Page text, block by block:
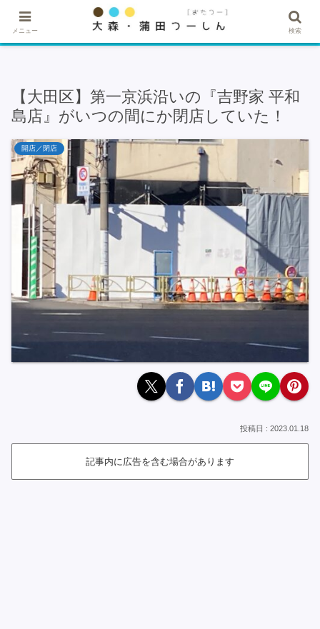
★記事・広告掲載希望はこちら★
【大田区】第一京浜沿いの『吉野家 平和
島店』がいつの間にか閉店していた！
開店／閉店
2023.01.18
記事内に広告を含む場合があります
メニュー 検索